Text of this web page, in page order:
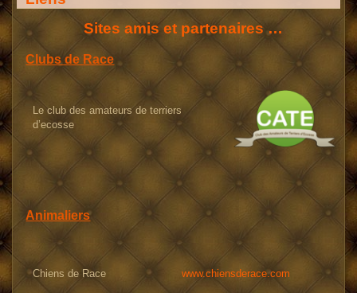
Sites amis et partenaires …
Clubs de Race
Le club des amateurs de terriers
d’ecosse
Animaliers
Chiens de Race www.chiensderace.com